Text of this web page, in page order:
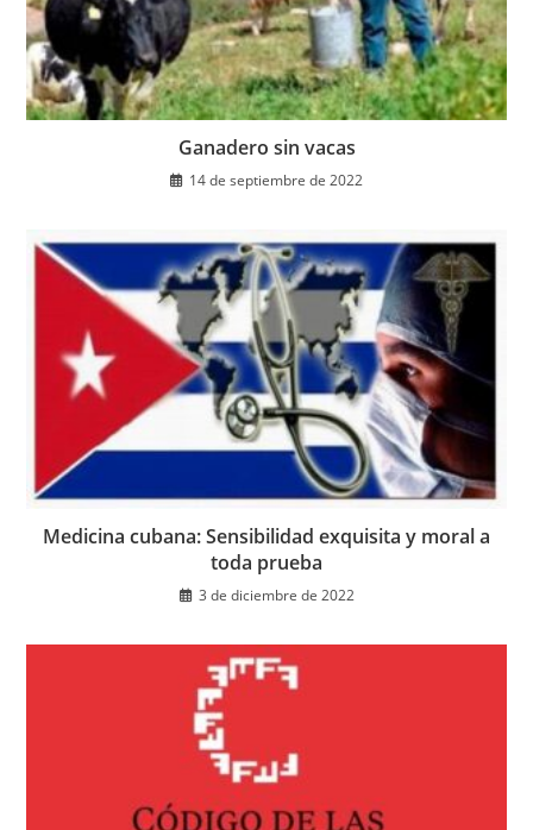
Ganadero sin vacas
14 de septiembre de 2022
Medicina cubana: Sensibilidad exquisita y moral a
toda prueba
3 de diciembre de 2022